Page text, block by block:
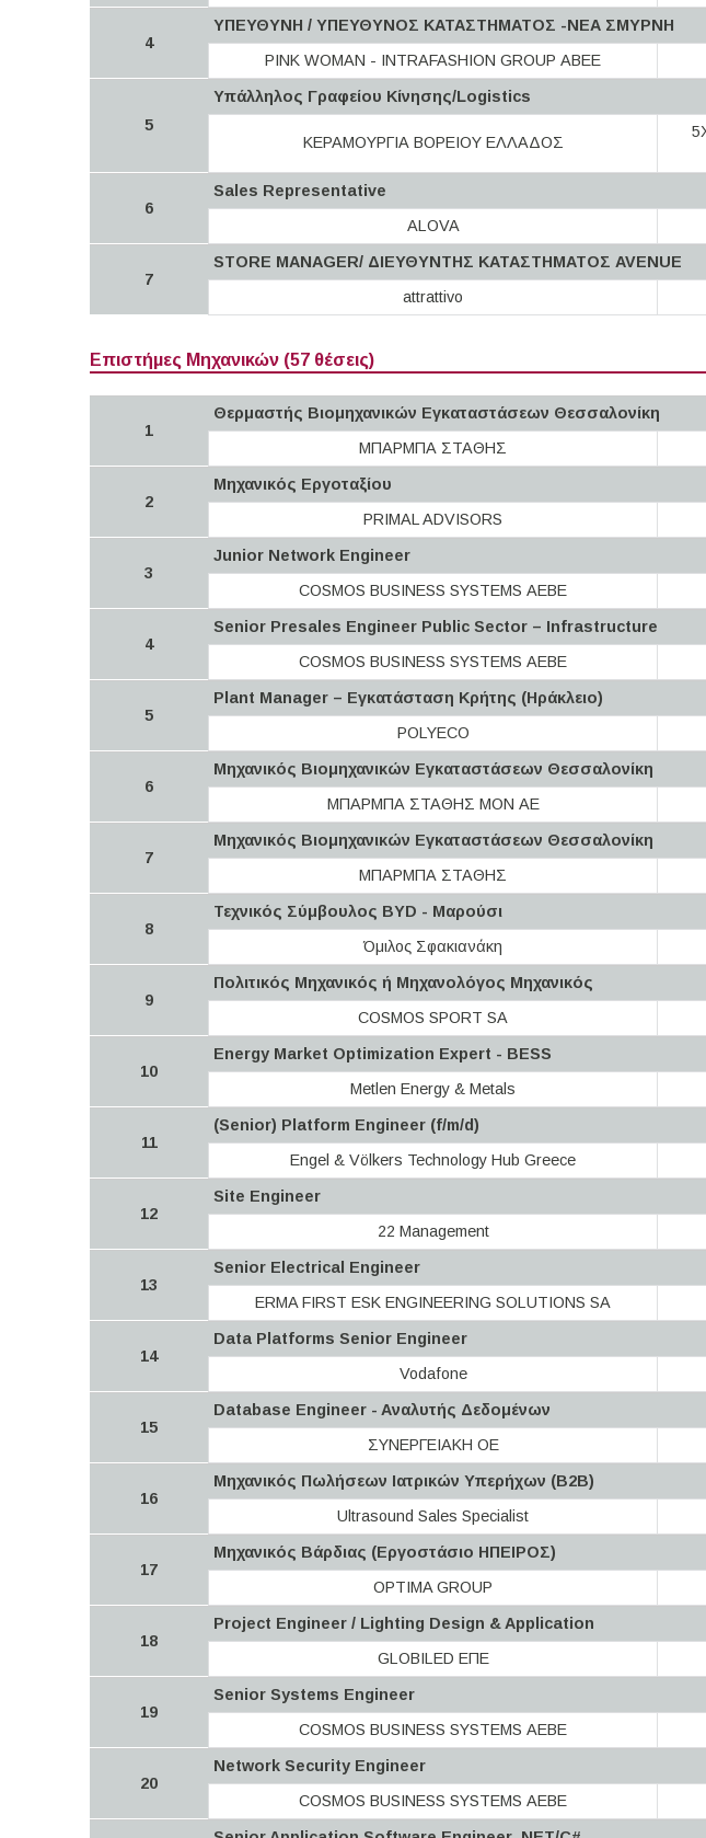
4
ΥΠΕΥΘΥΝΗ / ΥΠΕΥΘΥΝΟΣ ΚΑΤΑΣΤΗΜΑΤΟΣ -ΝΕΑ ΣΜΥΡΝΗ
PINK WOMAN - INTRAFASHION GROUP ΑΒΕΕ
5
Υπάλληλος Γραφείου Κίνησης/Logistics
ΚΕΡΑΜΟΥΡΓΙΑ ΒΟΡΕΙΟΥ ΕΛΛΑΔΟΣ
6
Sales Representative
ALOVA
7
STORE MANAGER/ ΔΙΕΥΘΥΝΤΗΣ ΚΑΤΑΣΤΗΜΑΤΟΣ AVENUE
attrattivo
Επιστήμες Μηχανικών (57 θέσεις)
1
Θερμαστής Βιομηχανικών Εγκαταστάσεων Θεσσαλονίκη
ΜΠΑΡΜΠΑ ΣΤΑΘΗΣ
2
Μηχανικός Εργοταξίου
PRIMAL ADVISORS
3
Junior Network Engineer
COSMOS BUSINESS SYSTEMS ΑΕΒΕ
4
Senior Presales Engineer Public Sector – Infrastructure
COSMOS BUSINESS SYSTEMS ΑΕΒΕ
5
Plant Manager – Εγκατάσταση Κρήτης (Ηράκλειο)
POLYECO
6
Μηχανικός Βιομηχανικών Εγκαταστάσεων Θεσσαλονίκη
ΜΠΑΡΜΠΑ ΣΤΑΘΗΣ MON ΑΕ
7
Μηχανικός Βιομηχανικών Εγκαταστάσεων Θεσσαλονίκη
ΜΠΑΡΜΠΑ ΣΤΑΘΗΣ
8
Τεχνικός Σύμβουλος BYD - Μαρούσι
Όμιλος Σφακιανάκη
9
Πολιτικός Μηχανικός ή Μηχανολόγος Μηχανικός
COSMOS SPORT SA
10
Energy Market Optimization Expert - BESS
Metlen Energy & Metals
11
(Senior) Platform Engineer (f/m/d)
Engel & Völkers Technology Hub Greece
12
Site Engineer
22 Management
13
Senior Electrical Engineer
ERMA FIRST ESK ENGINEERING SOLUTIONS SA
14
Data Platforms Senior Engineer
Vodafone
15
Database Engineer - Aναλυτής Δεδομένων
ΣΥΝΕΡΓΕΙΑΚΗ ΟΕ
16
Μηχανικός Πωλήσεων Ιατρικών Υπερήχων (B2B)
Ultrasound Sales Specialist
17
Μηχανικός Βάρδιας (Εργοστάσιο ΗΠΕΙΡΟΣ)
OPTIMA GROUP
18
Project Engineer / Lighting Design & Application
GLOBILED ΕΠΕ
19
Senior Systems Engineer
COSMOS BUSINESS SYSTEMS ΑΕΒΕ
20
Network Security Engineer
COSMOS BUSINESS SYSTEMS ΑΕΒΕ